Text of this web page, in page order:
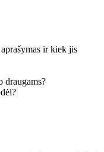
ir kiek jis
draugams?